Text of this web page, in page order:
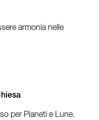
armonia nelle
per Pianeti e Lune.